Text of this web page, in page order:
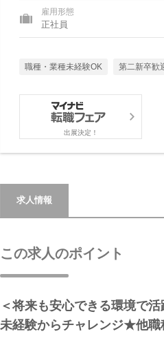
雇用形態
正社員
職種・業種未経験OK 第二新卒歓
出展決定！
求人情報
この求人のポイント
＜将来も安心できる環境で
未経験からチャレンジ★他職